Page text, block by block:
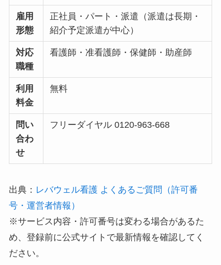
雇用
形態
正社員・パート・派遣（派遣は長期・
紹介予定派遣が中心）
対応
職種
看護師・准看護師・保健師・助産師
利用
料金
無料
問い
合わ
せ
フリーダイヤル 0120-963-668
出典： レバウェル看護 よくあるご質問（許可番
号・運営者情報）
※サービス内容・許可番号は変わる場合があるた
め、登録前に公式サイトで最新情報を確認してく
ださい。